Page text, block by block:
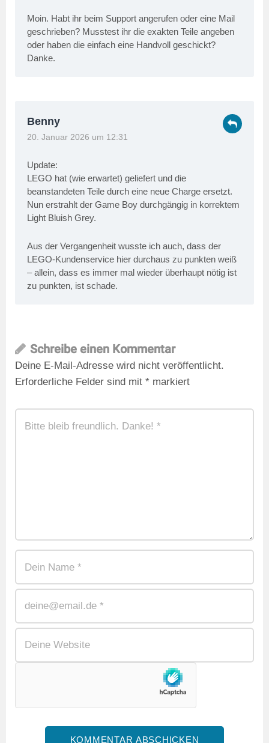
Moin. Habt ihr beim Support angerufen oder eine Mail
geschrieben? Musstest ihr die exakten Teile angeben
oder haben die einfach eine Handvoll geschickt?
Danke.
Benny
20. Januar 2026 um 12:31
Update:
LEGO hat (wie erwartet) geliefert und die
beanstandeten Teile durch eine neue Charge ersetzt.
Nun erstrahlt der Game Boy durchgängig in korrektem
Light Bluish Grey.
Aus der Vergangenheit wusste ich auch, dass der
LEGO-Kundenservice hier durchaus zu punkten weiß
– allein, dass es immer mal wieder überhaupt nötig ist
zu punkten, ist schade.
Schreibe einen Kommentar
Deine E-Mail-Adresse wird nicht veröffentlicht.
Erforderliche Felder sind mit * markiert